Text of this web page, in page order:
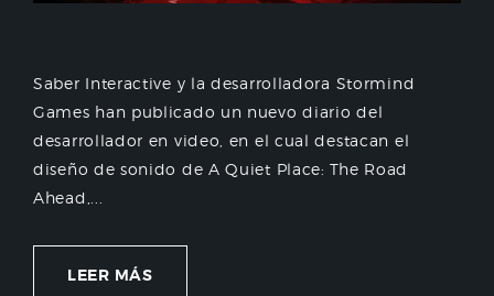
Saber Interactive y la desarrolladora Stormind
Games han publicado un nuevo diario del
desarrollador en video, en el cual destacan el
diseño de sonido de A Quiet Place: The Road
Ahead,...
LEER MÁS